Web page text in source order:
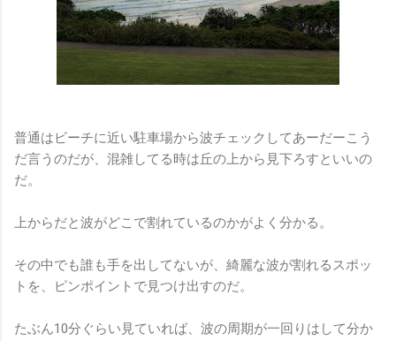
普通はビーチに近い駐車場から波チェックしてあーだーこう
だ言うのだが、混雑してる時は丘の上から見下ろすといいの
だ。
上からだと波がどこで割れているのかがよく分かる。
その中でも誰も手を出してないが、綺麗な波が割れるスポッ
トを、ピンポイントで見つけ出すのだ。
たぶん10分ぐらい見ていれば、波の周期が一回りはして分か